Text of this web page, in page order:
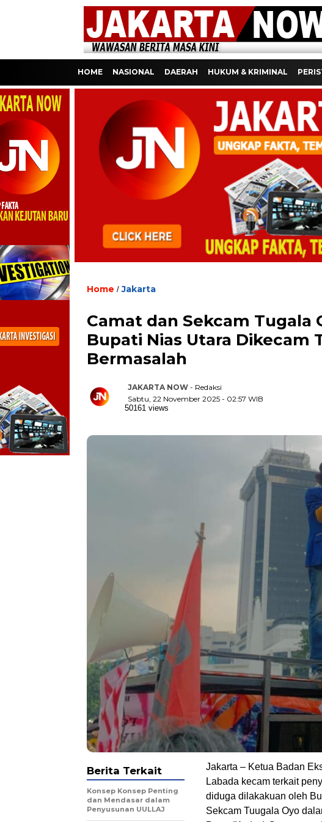
HOME NASIONAL DAERAH HUKUM & KRIMINAL
Home /Jakarta
Camat dan Sekcam Tugala
Bupati Nias Utara Dikecam
Bermasalah
JAKARTA NOW - Redaksi
Sabtu, 22 November 2025 - 02:57 WIB
50161 views
Jakarta – Ketua Badan
Labada kecam terkait
diduga dilakakuan oleh
Sekcam Tuugala Oyo
Berita Terkait
Konsep Konsep Penting
dan Mendasar dalam
Penyusunan UULLAJ